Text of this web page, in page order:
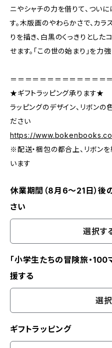
ニやシャチの力を借りて、つい
す。木版画のやわらかさで、カ
りを描き、白黒のくっきりとした
せます。「この世の始まり」を力
＝＝＝＝＝＝＝＝＝＝＝＝＝
★ギフトラッピング承ります★
ラッピングのデザイン、リボン
ださい
https://
※配送・梱包の都合上、リボン
います
休業期間（8月6〜21日）後
さい
選択す
「小学生たちの冒険旅・100
援する
選
ギフトラッピング